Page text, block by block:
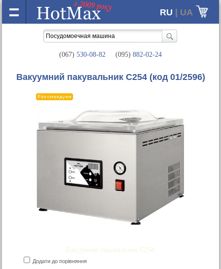
RU | UA
(067) 530-08-82 (095) 882-02-24
Вакуумний пакувальник С254 (код 01/2596)
Вакуумний пакувальник С254
Додати до порівняння